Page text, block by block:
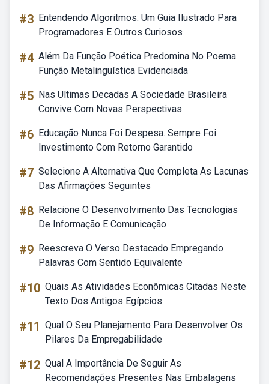
#3 Entendendo Algoritmos: Um Guia Ilustrado Para
Programadores E Outros Curiosos
#4 Além Da Função Poética Predomina No Poema
Função Metalinguística Evidenciada
#5 Nas Ultimas Decadas A Sociedade Brasileira
Convive Com Novas Perspectivas
#6 Educação Nunca Foi Despesa. Sempre Foi
Investimento Com Retorno Garantido
#7 Selecione A Alternativa Que Completa As Lacunas
Das Afirmações Seguintes
#8 Relacione O Desenvolvimento Das Tecnologias
De Informação E Comunicação
#9 Reescreva O Verso Destacado Empregando
Palavras Com Sentido Equivalente
#10 Quais As Atividades Econômicas Citadas Neste
Texto Dos Antigos Egípcios
#11 Qual O Seu Planejamento Para Desenvolver Os
Pilares Da Empregabilidade
#12 Qual A Importância De Seguir As
Recomendações Presentes Nas Embalagens